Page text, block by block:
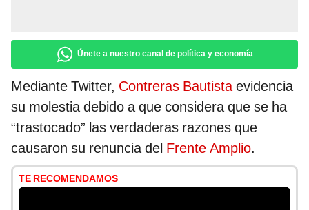
Únete a nuestro canal de política y economía
Mediante Twitter, Contreras Bautistaevidencia
su molestia debido a que considera que se ha
“trastocado” las verdaderas razones que
causaron su renuncia del Frente Amplio.
TE RECOMENDAMOS